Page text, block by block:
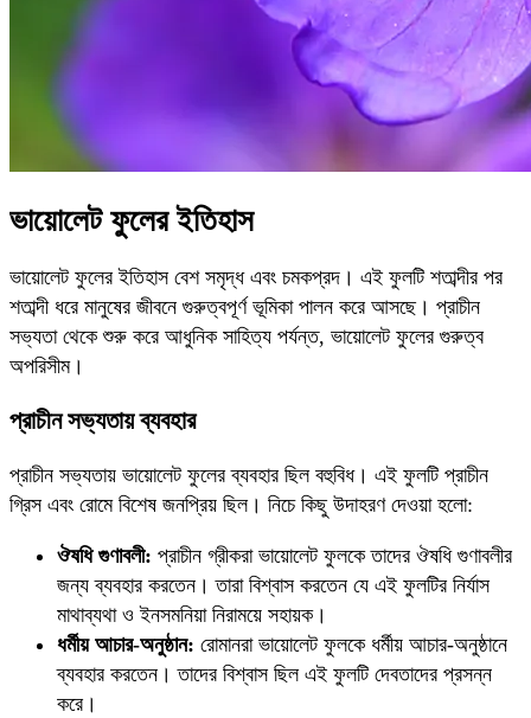
ভায়োলেট ফুলের ইতিহাস
ভায়োলেট ফুলের ইতিহাস বেশ সমৃদ্ধ এবং চমকপ্রদ। এই ফুলটি শতাব্দীর পর
শতাব্দী ধরে মানুষের জীবনে গুরুত্বপূর্ণ ভূমিকা পালন করে আসছে। প্রাচীন
সভ্যতা থেকে শুরু করে আধুনিক সাহিত্য পর্যন্ত, ভায়োলেট ফুলের গুরুত্ব
অপরিসীম।
প্রাচীন সভ্যতায় ব্যবহার
প্রাচীন সভ্যতায় ভায়োলেট ফুলের ব্যবহার ছিল বহুবিধ। এই ফুলটি প্রাচীন
গ্রিস এবং রোমে বিশেষ জনপ্রিয় ছিল। নিচে কিছু উদাহরণ দেওয়া হলো:
ঔষধি গুণাবলী: প্রাচীন গ্রীকরা ভায়োলেট ফুলকে তাদের ঔষধি গুণাবলীর
জন্য ব্যবহার করতেন। তারা বিশ্বাস করতেন যে এই ফুলটির নির্যাস
মাথাব্যথা ও ইনসমনিয়া নিরাময়ে সহায়ক।
ধর্মীয় আচার-অনুষ্ঠান: রোমানরা ভায়োলেট ফুলকে ধর্মীয় আচার-অনুষ্ঠানে
ব্যবহার করতেন। তাদের বিশ্বাস ছিল এই ফুলটি দেবতাদের প্রসন্ন
করে।